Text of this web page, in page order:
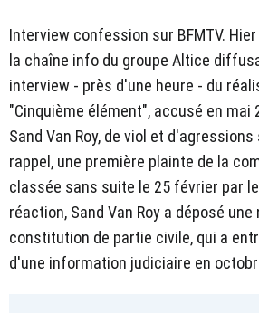
Interview confession sur BFMTV.
la chaîne info du groupe Altice
interview - près d'une heure - du
"Cinquième élément", accusé en mai
Sand Van Roy, de viol et
rappel, une première plainte de la
classée sans suite le 25 février par
réaction, Sand Van Roy a déposé
constitution de partie civile, qui a
d'une information judiciaire en